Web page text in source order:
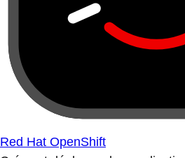
Red Hat OpenShift